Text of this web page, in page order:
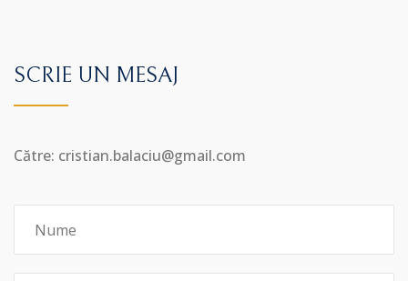
SCRIE UN MESAJ
Către: cristian.balaciu@gmail.com